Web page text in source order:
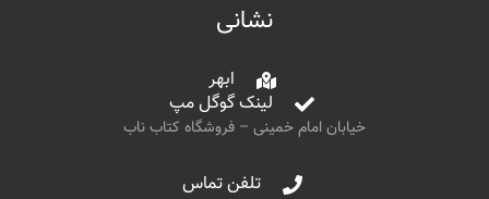
نشانی
ابهر
لینک گوگل مپ
خیابان امام خمینی – فروشگاه کتاب ناب
تلفن تماس